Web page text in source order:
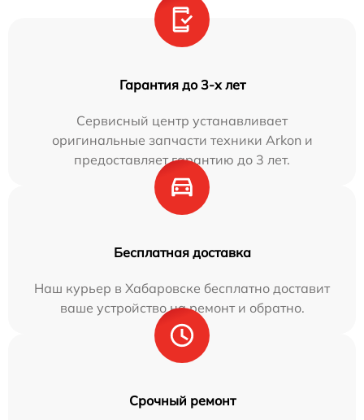
Гарантия до 3-х лет
Сервисный центр устанавливает
оригинальные запчасти техники Arkon и
предоставляет гарантию до 3 лет.
Бесплатная доставка
Наш курьер в Хабаровске бесплатно доставит
ваше устройство на ремонт и обратно.
Срочный ремонт